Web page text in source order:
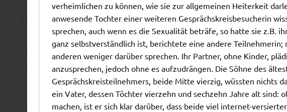
verheimlichen zu können, wie sie zur allgemeinen Heiterkeit
anwesende Tochter einer weiteren Gesprächskreisbesucherin
sprechen, auch wenn es die Sexualität beträfe, so hatte sie z.B.
ganz selbstverständlich ist, berichtete eine andere
anderen weniger darüber sprechen. Ihr Partner, ohne Kinder,
anzusprechen, jedoch ohne es aufzudrängen. Die Söhne des
Gesprächskreisteilnehmers, beide Mitte vierzig, wüssten
ein Vater, dessen Töchter vierzehn und sechzehn Jahre alt sind:
machen, ist er sich klar darüber, dass beide viel internet-